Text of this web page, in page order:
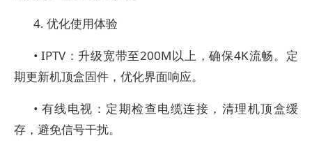
4. 优化使用体验
• IPTV：升级宽带至200M以上，确保4K流畅。定
期更新机顶盒固件，优化界面响应。
• 有线电视：定期检查电缆连接，清理机顶盒缓
存，避免信号干扰。